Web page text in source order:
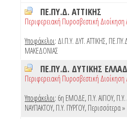
ΠΕ.ΠΥ.Δ. ΑΤΤΙΚΗΣ
Περιφερειακή Πυροσβεστική Διοίκηση
Υποφάκελοι: ΔΙ.Π.Υ. ΔΥΤ. ΑΤΤΙΚΗΣ,
ΜΑΚΕΔΟΝΙΑΣ
ΠΕ.ΠΥ.Δ. ΔΥΤΙΚΗΣ
Περιφερειακή Πυροσβεστική Διοίκηση
Υποφάκελοι: 6η ΕΜΟΔΕ,Π.Υ. ΑΙΓΙΟΥ,
ΝΑΥΠΑΚΤΟΥ,Π.Υ. ΠΥΡΓΟΥ,Περισσότερα »